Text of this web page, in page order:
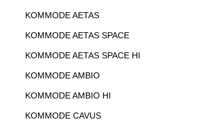
KOMMODE AETAS
KOMMODE AETAS SPACE
KOMMODE AETAS SPACE HI
KOMMODE AMBIO
KOMMODE AMBIO HI
KOMMODE CAVUS